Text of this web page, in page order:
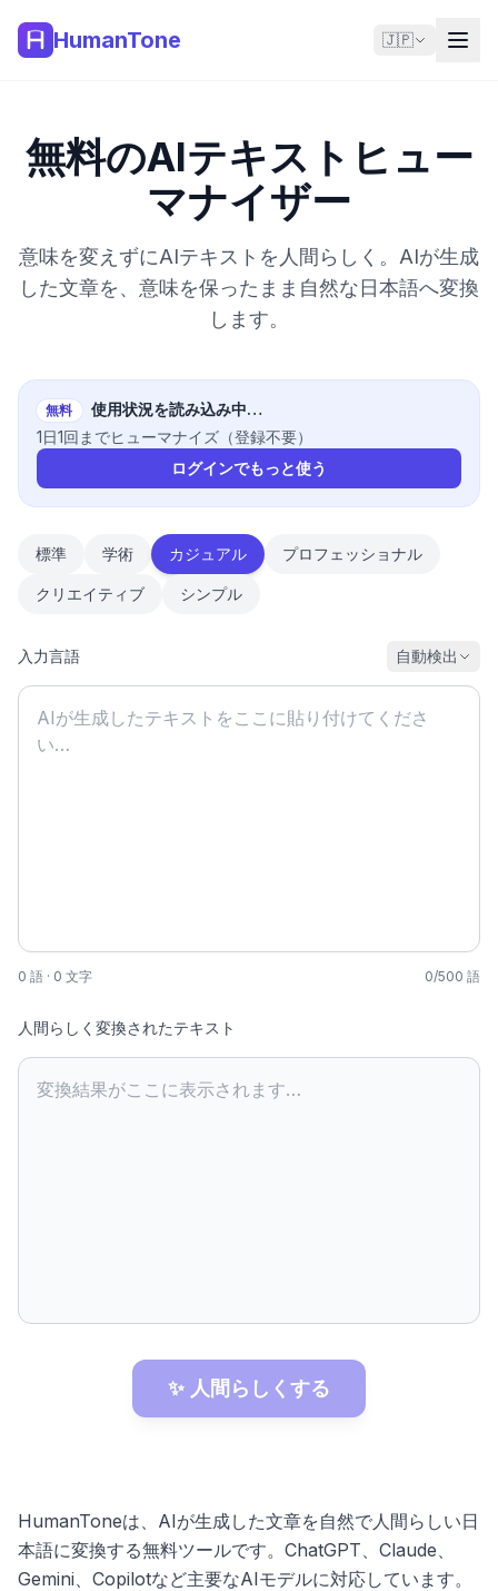
HumanTone 🇯🇵
無料のAIテキストヒュー
マナイザー
意味を変えずにAIテキストを人間らしく。AIが生成
した文章を、意味を保ったまま自然な日本語へ変換
します。
無料
使用状況を読み込み中…
1日1回までヒューマナイズ（登録不要）
ログインでもっと使う
標準 学術 カジュアル プロフェッショナル
クリエイティブ シンプル
入力言語 自動検出
0 語 · 0 文字 0/500 語
人間らしく変換されたテキスト
変換結果がここに表示されます…
✨ 人間らしくする
HumanToneは、AIが生成した文章を自然で人間らしい日
本語に変換する無料ツールです。ChatGPT、Claude、
Gemini、Copilotなど主要なAIモデルに対応しています。